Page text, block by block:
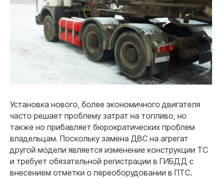
Установка нового, более экономичного двигателя
часто решает проблему затрат на топливо, но
также но прибавляет бюрократических проблем
владельцам. Поскольку замена ДВС на агрегат
другой модели является изменение конструкции ТС
и требует обязательной регистрации в ГИБДД с
внесением отметки о переоборудовании в ПТС.